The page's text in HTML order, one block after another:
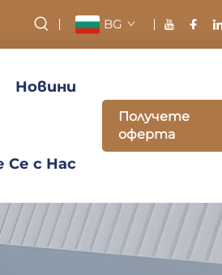
BG
Новини
с Нас
Получете
оферта